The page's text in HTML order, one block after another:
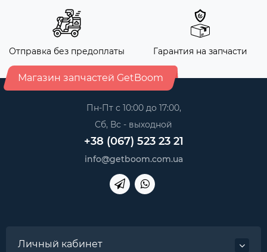
Отправка без предоплаты Гарантия на запчасти
Магазин запчастей GetBoom
Пн-Пт с 10:00 до 17:00,
Сб, Вс - выходной
+38 (067) 523 23 21
info@getboom.com.ua
Личный кабинет